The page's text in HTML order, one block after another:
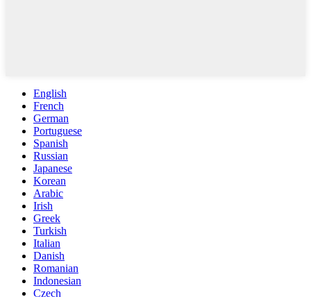
English
French
German
Portuguese
Spanish
Russian
Japanese
Korean
Arabic
Irish
Greek
Turkish
Italian
Danish
Romanian
Indonesian
Czech